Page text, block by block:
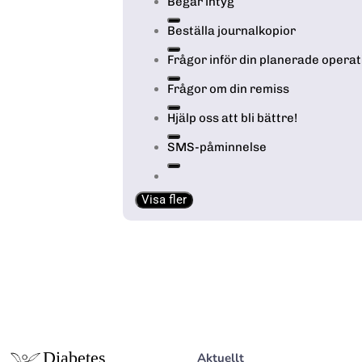
Beställa journalkopior
Frågor inför din planerade
Frågor om din remiss
Hjälp oss att bli bättre!
SMS-påminnelse
Visa fler
Aktuellt